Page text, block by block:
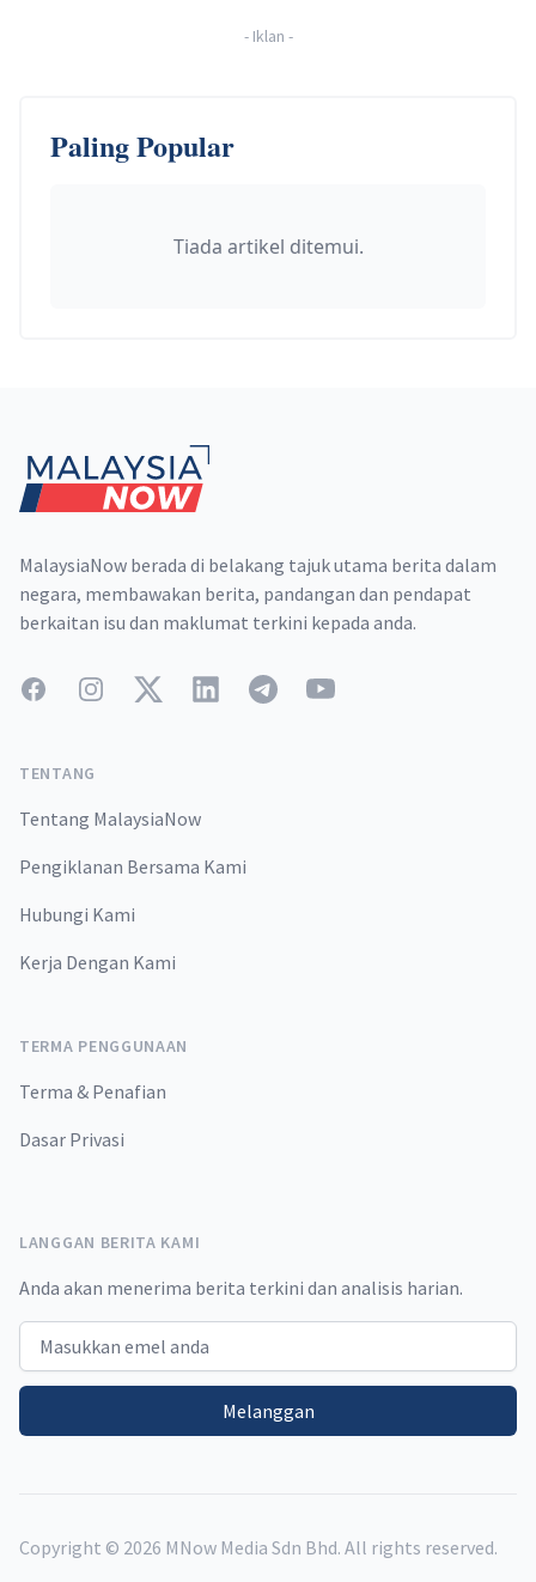
- Iklan -
Paling Popular
Tiada artikel ditemui.
MalaysiaNow berada di belakang tajuk utama berita dalam
negara, membawakan berita, pandangan dan pendapat
berkaitan isu dan maklumat terkini kepada anda.
FacebookInstagramTwitterLinkedInTelegramYouTube
TENTANG
Tentang MalaysiaNow
Pengiklanan Bersama Kami
Hubungi Kami
Kerja Dengan Kami
TERMA PENGGUNAAN
Terma & Penafian
Dasar Privasi
LANGGAN BERITA KAMI
Anda akan menerima berita terkini dan analisis harian.
Email address
Melanggan
Copyright © 2026 MNow Media Sdn Bhd. All rights reserved.